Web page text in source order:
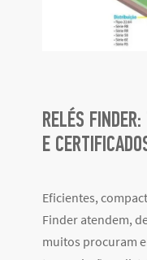
RELÉS
E
Eficientes,
Finder atendem,
muitos procuram